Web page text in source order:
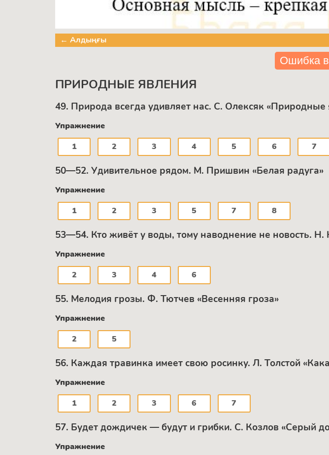
← Алдыңғы
Ошибка
ПРИРОДНЫЕ ЯВЛЕНИЯ
49. Природа всегда удивляет нас. С. Олексяк «Природные
Упражнение
1
2 3 4 5 6 7
50—52. Удивительное рядом. М. Пришвин «Белая радуга»
Упражнение
1
2 3 5 7 8
53—54. Кто живёт у воды, тому наводнение не новость.
Упражнение
2
3 4 6
55. Мелодия грозы. Ф. Тютчев «Весенняя гроза»
Упражнение
2
5
56. Каждая травинка имеет свою росинку. Л. Толстой
Упражнение
1
2 3 6 7
57. Будет дождичек — будут и грибки. С. Козлов «Серый
Упражнение